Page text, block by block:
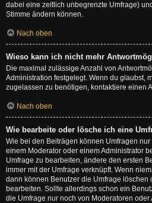
dabei eine zeitlich unbegrenzte Umfrage)
Stimme ändern können.
Nach oben
Wieso kann ich nicht mehr
Die maximal zulässige Anzahl von
Administration festgelegt. Wenn du glaubst,
zugelassen zu benötigen, kontaktiere einen
Nach oben
Wie bearbeite oder lösche ich eine
Wie bei den Beiträgen können Umfragen
einem Moderator oder einem Administrator
Umfrage zu bearbeiten, ändere den ersten
immer mit der Umfrage verknüpft. Wenn
dann können Benutzer die Umfrage löschen
bearbeiten. Sollte allerdings schon ein
die Umfrage nur noch von Moderatoren